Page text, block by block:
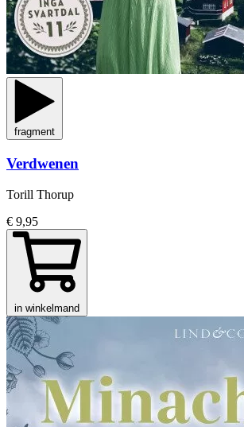
fragment
Verdwenen
Torill Thorup
€ 9,95
in winkelmand